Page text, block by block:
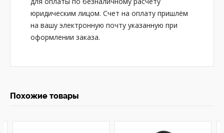
юридическим лицом. Счет на оплату пришлём
на вашу электронную почту указанную при
оформлении заказа.
Похожие товары